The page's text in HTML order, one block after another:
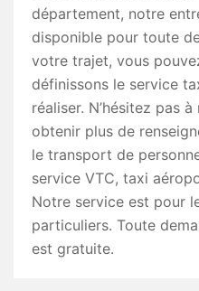
département, notre
disponible pour toute
votre trajet, vous
définissons le service
réaliser. N’hésitez pas
obtenir plus de
le transport de
service VTC, taxi
Notre service est pour
particuliers. Toute
est gratuite.